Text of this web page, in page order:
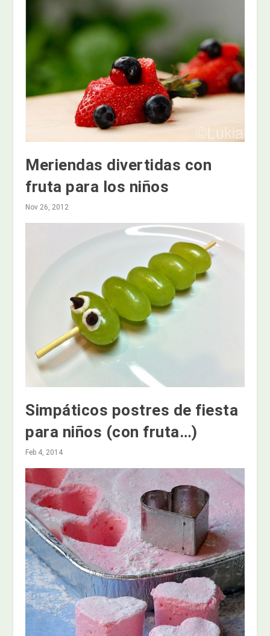
Meriendas divertidas con
fruta para los niños
Nov 26, 2012
Simpáticos postres de fiesta
para niños (con fruta…)
Feb 4, 2014